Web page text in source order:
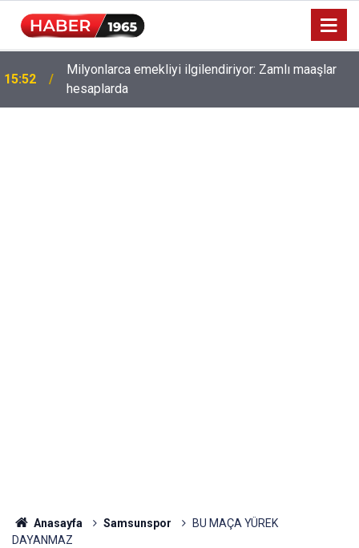
15:52
Milyonlarca emekliyi ilgilendiriyor: Zamlı maaşlar
hesaplarda
Anasayfa Samsunspor
BU MAÇA YÜREK
DAYANMAZ